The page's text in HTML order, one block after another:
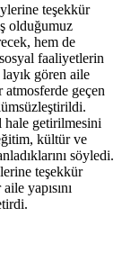
teşekkür
olduğumuz
hem de
faaliyetlerin
layık gören aile
geçen
hale getirilmesini
kültür ve
söyledi.
teşekkür
yapısını